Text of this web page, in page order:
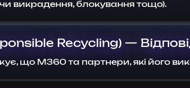
викрадення, блокування тощо).
Recycling) —
що M360 та партнери, які його